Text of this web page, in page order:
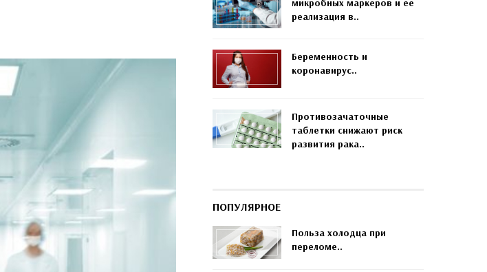
микробных маркеров и ее
реализация в..
Беременность и
коронавирус..
Противозачаточные
таблетки снижают риск
развития рака..
ПОПУЛЯРНОЕ
Польза холодца при
переломе..